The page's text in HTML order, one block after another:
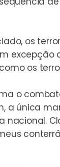
, os
os
o
a única